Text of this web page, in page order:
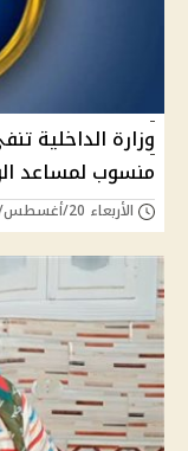
وزارة الداخلية
منسوب لمساعد
الأربعاء 20/أغسطس/2025 - 11:13 ص